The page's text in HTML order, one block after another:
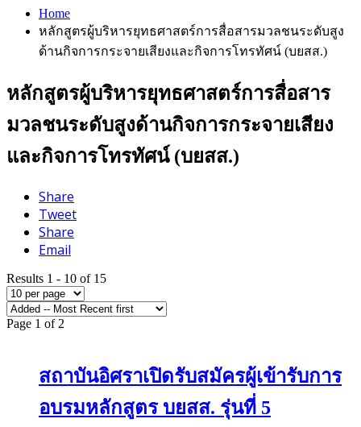
Home
หลักสูตรผู้บริหารยุทธศาสตร์การสื่อสารมวลชนระดับสูง
ด้านกิจการกระจายเสียงและกิจการโทรทัศน์ (บยสส.)
หลักสูตรผู้บริหารยุทธศาสตร์การสื่อสาร
มวลชนระดับสูงด้านกิจการกระจายเสียง
และกิจการโทรทัศน์ (บยสส.)
Share
Tweet
Share
Email
Results 1 - 10 of 15
Page 1 of 2
สถาบันอิศราเปิดรับสมัครผู้เข้ารับการ
อบรมหลักสูตร บยสส. รุ่นที่ 5